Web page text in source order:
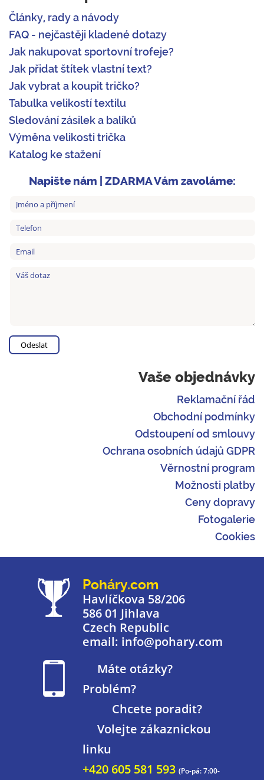
Články, rady a návody
FAQ - nejčastěji kladené dotazy
Jak nakupovat sportovní trofeje?
Jak přidat štítek vlastní text?
Jak vybrat a koupit tričko?
Tabulka velikostí textilu
Sledování zásilek a balíků
Výměna velikosti trička
Katalog ke stažení
Napište nám | ZDARMA Vám zavoláme:
Vaše objednávky
Reklamační řád
Obchodní podmínky
Odstoupení od smlouvy
Ochrana osobních údajů GDPR
Věrnostní program
Možnosti platby
Ceny dopravy
Fotogalerie
Cookies
Poháry.com
Havlíčkova 58/206
586 01 Jihlava
Czech Republic
email: info@pohary.com
Máte otázky?
Problém?
Chcete poradit?
Volejte zákaznickou
linku
+420 605 581 593 (Po-pá: 7:00-